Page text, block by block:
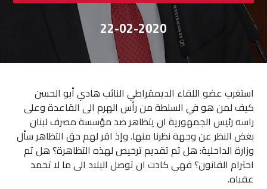
22-02-2020
استغرب عضو اللقاء الديمقراطي النائب هادي أبو الحسن
كيف لمن هو في السلطة من رأس الهرم الى القاعدة وعلى
راسه رئيس الجمهورية ان يتظاهر ضد مؤسسة مصرف لبنان
بغض النظر عن وجهة نظرنا منها. وإذ اقر لهم حق التظاهر سأل
وزارة الداخلية: هل تم تقديم ترخيص لهذه التظاهرة؟ هل تم
احترام القانون؟ فهي كادت ان توصل البلاد الى ما لا تحمد
عقباه.